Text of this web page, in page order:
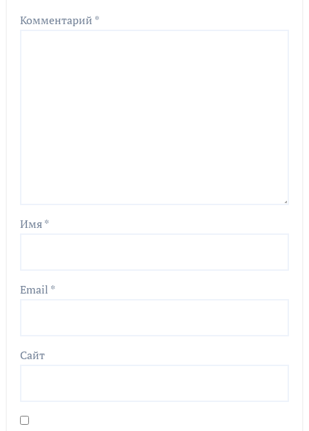
Комментарий *
Имя*
Email *
Сайт